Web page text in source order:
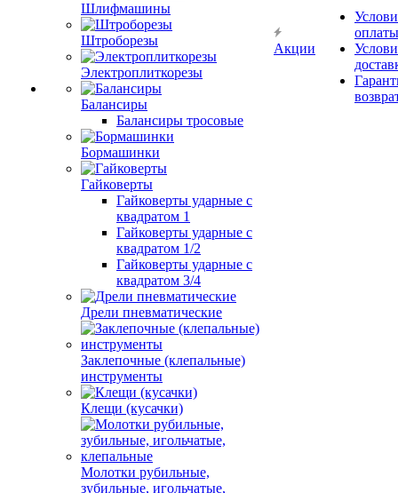
Шлифмашины
Штроборезы
Электроплиткорезы
Балансиры
Балансиры тросовые
Бормашинки
Гайковерты
Гайковерты ударные с
квадратом 1
Гайковерты ударные с
квадратом 1/2
Гайковерты ударные с
квадратом 3/4
Дрели пневматические
Заклепочные (клепальные)
инструменты
Клещи (кусачки)
Молотки рубильные,
зубильные, игольчатые,
Акции
оплаты